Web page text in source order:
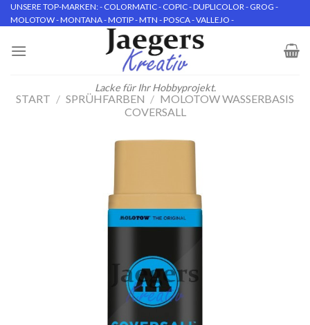
Skip
to
UNSERE TOP-MARKEN: - COLORMATIC - COPIC - DUPLICOLOR - GROG -
MOLOTOW - MONTANA - MOTIP - MTN - POSCA - VALLEJO -
Lacke für Ihr Hobbyprojekt.
START / SPRÜHFARBEN / MOLOTOW WASSERBASIS
COVERSALL